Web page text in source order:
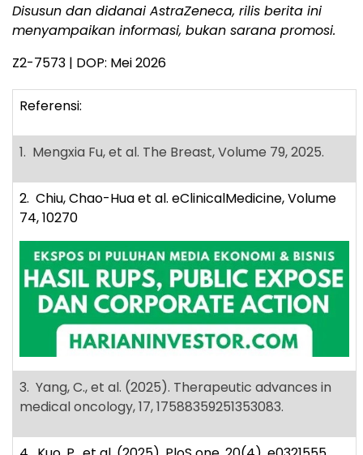
Disusun dan didanai AstraZeneca, rilis berita ini
menyampaikan informasi, bukan sarana promosi.
Z2-7573 | DOP: Mei 2026
Referensi:
1. Mengxia Fu, et al. The Breast, Volume 79, 2025.
2. Chiu, Chao-Hua et al. eClinicalMedicine, Volume
74, 10270
3. Yang, C., et al. (2025). Therapeutic advances in
medical oncology, 17, 17588359251353083.